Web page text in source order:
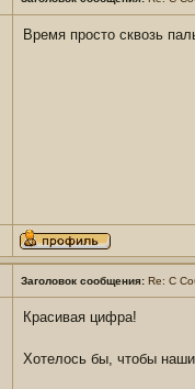
Время просто сквозь
Заголовок сообщения: Re: С
Красивая цифра!
Хотелось бы, чтобы